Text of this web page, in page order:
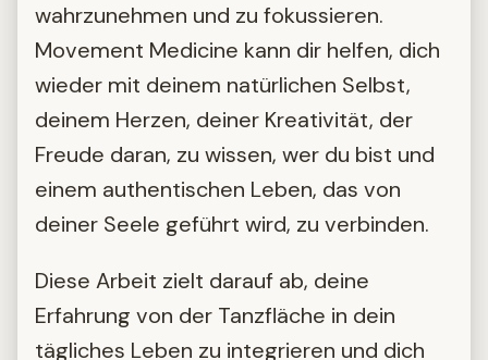
wahrzunehmen und zu fokussieren.
Movement Medicine kann dir helfen, dich
wieder mit deinem natürlichen Selbst,
deinem Herzen, deiner Kreativität, der
Freude daran, zu wissen, wer du bist und
einem authentischen Leben, das von
deiner Seele geführt wird, zu verbinden.
Diese Arbeit zielt darauf ab, deine
Erfahrung von der Tanzfläche in dein
tägliches Leben zu integrieren und dich